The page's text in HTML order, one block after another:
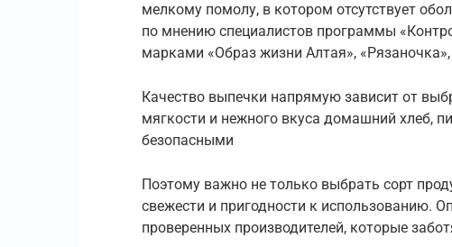
мелкому помолу, в котором отсутствует
по мнению специалистов программы
марками «Образ жизни Алтая»,
Качество выпечки напрямую зависит от
мягкости и нежного вкуса домашний хлеб,
безопасными
Поэтому важно не только выбрать сорт
свежести и пригодности к использованию.
проверенных производителей, которые